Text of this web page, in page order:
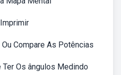
Compare As Potências
Ter Os ângulos Medindo